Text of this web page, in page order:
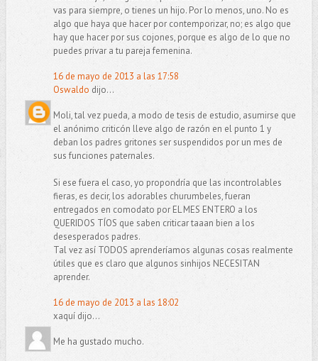
vas para siempre, o tienes un hijo. Por lo menos, uno. No es
algo que haya que hacer por contemporizar, no; es algo que
hay que hacer por sus cojones, porque es algo de lo que no
puedes privar a tu pareja femenina.
16 de mayo de 2013 a las 17:58
Oswaldo dijo...
Moli, tal vez pueda, a modo de tesis de estudio, asumirse que
el anónimo criticón lleve algo de razón en el punto 1 y
deban los padres gritones ser suspendidos por un mes de
sus funciones paternales.
Si ese fuera el caso, yo propondría que las incontrolables
fieras, es decir, los adorables churumbeles, fueran
entregados en comodato por EL MES ENTERO a los
QUERIDOS TÍOS que saben criticar taaan bien a los
desesperados padres.
Tal vez así TODOS aprenderíamos algunas cosas realmente
útiles que es claro que algunos sinhijos NECESITAN
aprender.
16 de mayo de 2013 a las 18:02
xaquí dijo...
Me ha gustado mucho.